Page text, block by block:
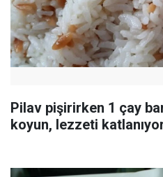
Pilav pişirirken 1 çay
koyun, lezzeti